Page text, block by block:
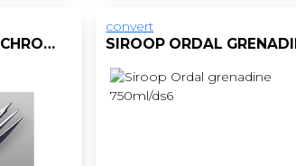
GEBAKSVORK 18/10 CHROOMSTAAL/DS12
convert